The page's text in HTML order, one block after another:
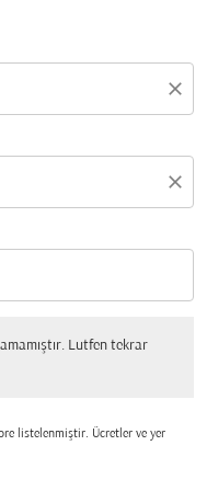
close
close
Lutfen tekrar
listelenmiştir. Ücretler ve yer